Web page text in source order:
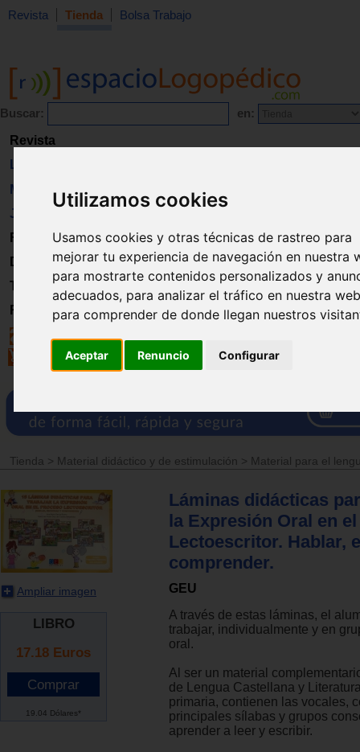
Utilizamos cookies
Usamos cookies y otras técnicas de rastreo para
mejorar tu experiencia de navegación en nuestra
para mostrarte contenidos personalizados y
adecuados, para analizar el tráfico en nuestra
para comprender de donde llegan nuestros
Aceptar Renuncio Configurar
Revista Tienda Bolsa Trabajo
Buscar: en:
Revista
Libros
Material
Juguetes
Formación
Directorio
Trabajo
Registro
Tienda > Material didáctico y de estimulación > Material para el
Ampliar imagen
LIBRO
17.18 Euros
19.04 Dólares*
Láminas didácticas
la Expresión Oral en
Lectoescritor. Hablar,
comprender.
GEU
A través de estas láminas, el
trabajar, individualmente y en
oral.
Al ser un material
de Lengua Castellana y
primaria, contienen las vocales,
principales sílabas y grupos
aprender a leer y escribir.